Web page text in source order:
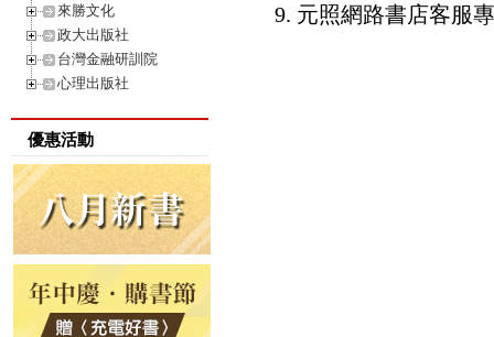
來勝文化
政大出版社
台灣金融研訓院
心理出版社
優惠活動
9. 元照網路書店客服